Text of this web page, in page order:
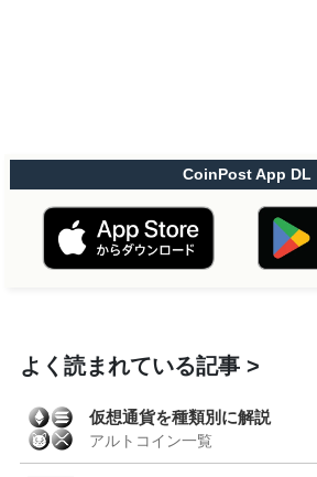
CoinPost App DL
よく読まれている記事
仮想通貨を種類別に解説
アルトコイン一覧